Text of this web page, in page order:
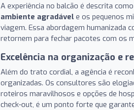
A experiência no balcão é descrita
ambiente agradável e os pequenos
viagem. Essa abordagem humanizada
retornem para fechar pacotes com os
Excelência na organização e
Além do trato cordial, a agência é
organizadas. Os consultores são
roteiros maravilhosos e opções de
check-out, é um ponto forte que